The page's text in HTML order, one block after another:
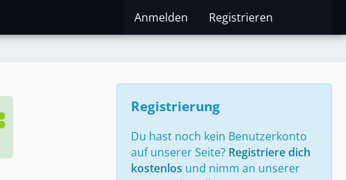
Anmelden Registrieren
Registrierung
Du hast noch kein Benutzerkonto
auf unserer Seite? Registriere dich
kostenlos und nimm an unserer